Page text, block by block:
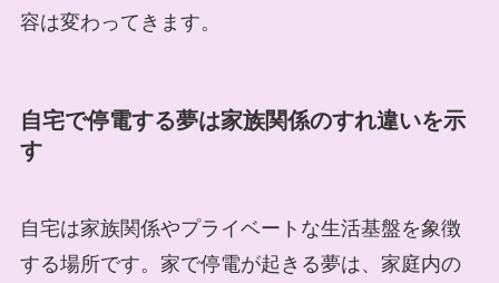
容は変わってきます。
自宅で停電する夢は家族関係のすれ違いを示
す
自宅は家族関係やプライベートな生活基盤を象徴
する場所です。家で停電が起きる夢は、家庭内の